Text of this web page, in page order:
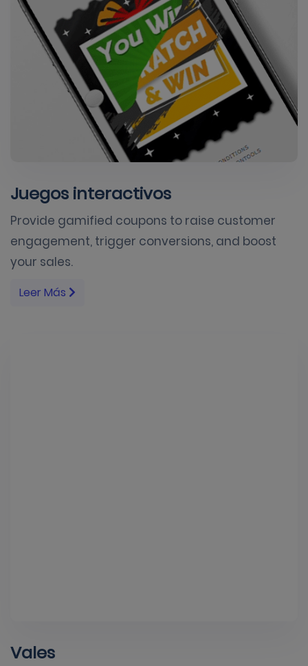
Juegos interactivos
Provide gamified coupons to raise customer
engagement, trigger conversions, and boost
your sales.
Leer Más
Vales